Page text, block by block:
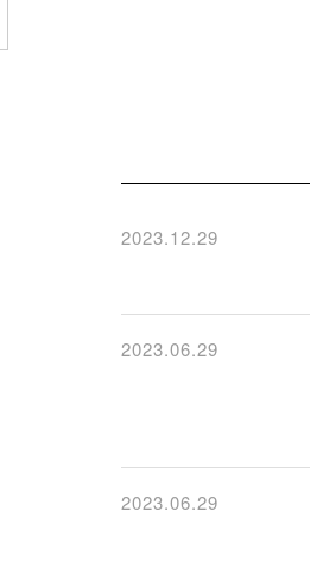
2023.12.29
2023.06.29
2023.06.29